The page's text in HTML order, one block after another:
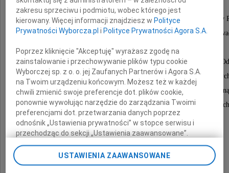
Członka Honorowego Stowarzyszenia Księgowych w
wieloletniego członka Oddziału Okręgowego w
Stowarzyszenia Księgowych w Polsce,
odznaczonej srebrną i złotą oraz złotą z diamentem
"Zasłużony w rozwoju Stowarzyszenia
Całe swoje zawodowe życie oraz pracę społeczną
związała z rachunkowością i Stowarzyszeniem
Rodzinie i Najbliższym
zakresu sprzeciwu i podmiotu, wobec którego jest
kierowany. Więcej informacji znajdziesz w Polityce
Prywatności Wyborcza.pl i Polityce Prywatności Agora S.A.
Poprzez kliknięcie "Akceptuję" wyrażasz zgodę na
zainstalowanie i przechowywanie plików typu cookie
Wyborczej sp. z o. o. jej Zaufanych Partnerów i Agora S.A.
na Twoim urządzeniu końcowym. Możesz też w każdej
chwili zmienić swoje preferencje dot. plików cookie,
ponownie wywołując narzędzie do zarządzania Twoimi
preferencjami dot. przetwarzania danych poprzez
odnośnik „Ustawienia prywatności” w stopce serwisu i
przechodząc do sekcji „Ustawienia zaawansowane”.
Zmiana ustawień plików cookie możliwa jest także za
pomocą ustawień przeglądarki.
USTAWIENIA ZAAWANSOWANE